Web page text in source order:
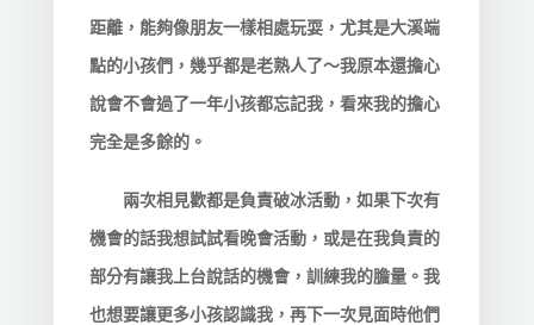
距離，能夠像朋友一樣相處玩耍，尤其是大溪端
點的小孩們，幾乎都是老熟人了～我原本還擔心
說會不會過了一年小孩都忘記我，看來我的擔心
完全是多餘的。
兩次相見歡都是負責破冰活動，如果下次有
機會的話我想試試看晚會活動，或是在我負責的
部分有讓我上台說話的機會，訓練我的膽量。我
也想要讓更多小孩認識我，再下一次見面時他們